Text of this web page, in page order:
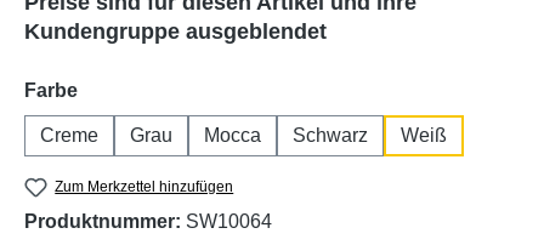
Kundengruppe ausgeblendet
Farbeauswählen
Creme Grau Mocca Schwarz Weiß
Zum Merkzettel hinzufügen
Produktnummer: SW10064